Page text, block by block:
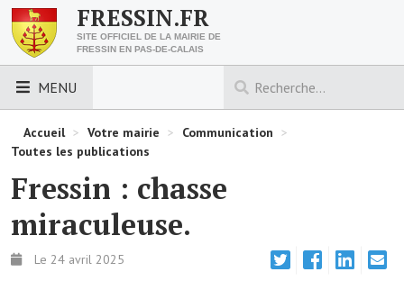
FRESSIN.FR
SITE OFFICIEL DE LA MAIRIE DE
FRESSIN EN PAS-DE-CALAIS
MENU
LES ESSENTIELS
Découvrez Fressin
Venir à Fressin
Accueil > Votre mairie > Communication >
Toutes les publications
Fressin : chasse
miraculeuse.
Le 24 avril 2025